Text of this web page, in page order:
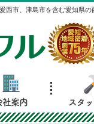
西市、津島市を含む愛知県
社案内 スタ